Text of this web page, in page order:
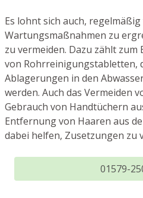
Es lohnt sich auch,
Wartungsmaßnahmen zu
zu vermeiden. Dazu zählt
von Rohrreinigungstabletten,
Ablagerungen in den
werden. Auch das Vermeiden
Gebrauch von Handtüchern
Entfernung von Haaren aus
dabei helfen, Zusetzungen zu
01579-